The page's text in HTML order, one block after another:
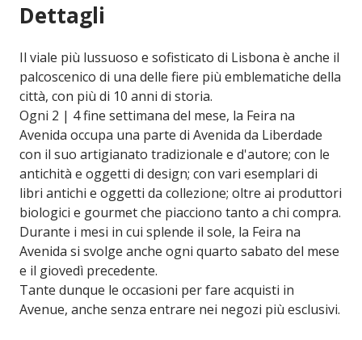
Dettagli
Il viale più lussuoso e sofisticato di Lisbona è anche il
palcoscenico di una delle fiere più emblematiche della
città, con più di 10 anni di storia.
Ogni 2 | 4 fine settimana del mese, la Feira na
Avenida occupa una parte di Avenida da Liberdade
con il suo artigianato tradizionale e d'autore; con le
antichità e oggetti di design; con vari esemplari di
libri antichi e oggetti da collezione; oltre ai produttori
biologici e gourmet che piacciono tanto a chi compra.
Durante i mesi in cui splende il sole, la Feira na
Avenida si svolge anche ogni quarto sabato del mese
e il giovedì precedente.
Tante dunque le occasioni per fare acquisti in
Avenue, anche senza entrare nei negozi più esclusivi.